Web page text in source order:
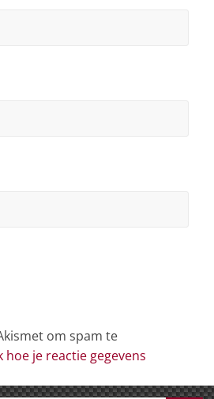
om spam te
hoe je reactie gegevens